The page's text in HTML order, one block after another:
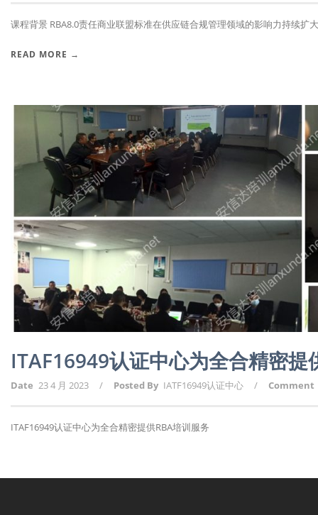
课程背景 RBA8.0责任商业联盟标准在供应链合规管理领域的影响力持续扩
READ MORE →
ITAF16949认证中心为全合精密提
Date 23 4 月 2023 / Posted By IATF16949认证中心 / Comment
ITAF16949认证中心为全合精密提供RBA培训服务